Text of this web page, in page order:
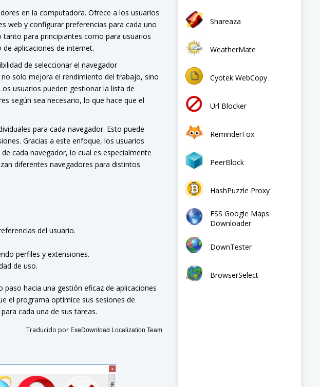
en la computadora. Ofrece a los usuarios
web y configurar preferencias para cada uno
para principiantes como para usuarios
aplicaciones de internet.
de seleccionar el navegador
solo mejora el rendimiento del trabajo, sino
usuarios pueden gestionar la lista de
según sea necesario, lo que hace que el
para cada navegador. Esto puede
Gracias a este enfoque, los usuarios
cada navegador, lo cual es especialmente
diferentes navegadores para distintos
del usuario.
perfiles y extensiones.
de uso.
hacia una gestión eficaz de aplicaciones
el programa optimice sus sesiones de
cada una de sus tareas.
Traducido por ExeDownload Localization Team
Shareaza
WeatherMate
Cyotek WebCopy
Url Blocker
ReminderFox
PeerBlock
HashPuzzle Proxy
FSS Google Maps
Downloader
DownTester
BrowserSelect